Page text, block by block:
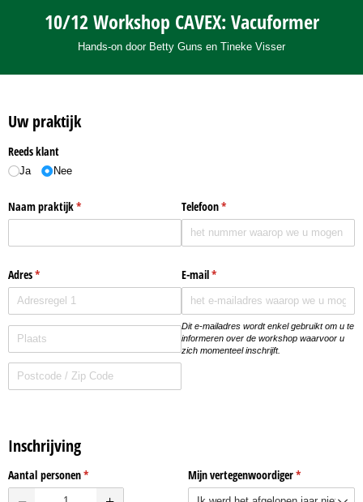
10/12 Workshop CAVEX: Vacuformer
Hands-on door Betty Guns en Tineke Visser
Uw praktijk
Reeds klant
Ja Nee
Naam praktijk*
(is vereist) Telefoon*
(is vereist)
Adres*
(is vereist) E-mail*
(is vereist)
Dit e-mailadres wordt enkel gebruikt om u te
informeren over de workshop waarvoor u
zich momenteel inschrijft.
Inschrijving
Aantal personen*
(is vereist) Mijn vertegenwoordiger*
(is vereist)